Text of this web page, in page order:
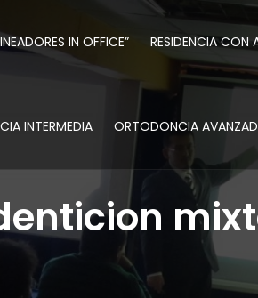
IN OFFICE” RESIDENCIA CON
INTERMEDIA ORTODONCIA